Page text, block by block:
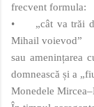
frecvent formula:
•
„cât va trăi
Mihail voievod”
sau amenințarea
domnească și a
Monedele